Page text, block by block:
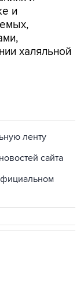
и
халяльной
ленту
сайта